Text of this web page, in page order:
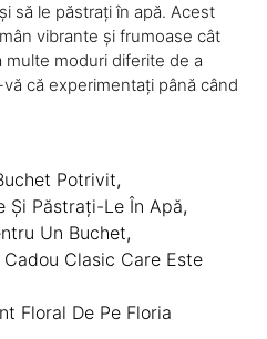
să le păstrați în apă. Acest
vibrante și frumoase cât
multe moduri diferite de a
că experimentați până când
Potrivit,
Și Păstrați-Le În Apă,
Un Buchet,
Clasic Care Este
Floral De Pe Floria